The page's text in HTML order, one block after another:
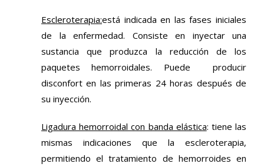
Escleroterapia:está indicada en las fases iniciales
de la enfermedad. Consiste en inyectar una
sustancia que produzca la reducción de los
paquetes hemorroidales. Puede producir
disconfort en las primeras 24 horas después de
su inyección.
Ligadura hemorroidal con banda elástica: tiene las
mismas indicaciones que la escleroterapia,
permitiendo el tratamiento de hemorroides en